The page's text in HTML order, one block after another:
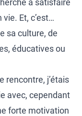
à satisfaire
Et, c’est…
sa culture, de
éducatives ou
rencontre, j’étais
avec, cependant
forte motivation